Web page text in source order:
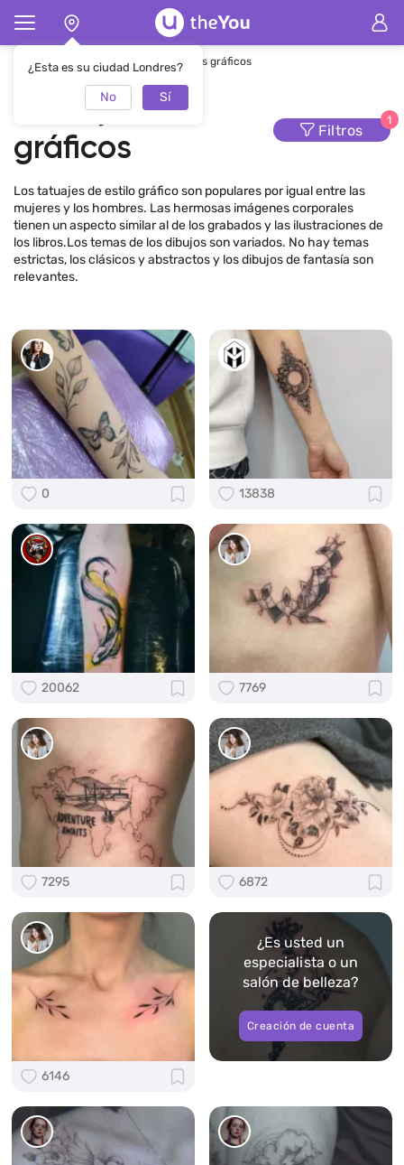
¿Esta es su ciudad Londres?
No Sí
Página de inicio Tatuaje Tatuajes gráficos
Tatuajes
gráficos
Filtros
1
Los tatuajes de estilo gráfico son populares por igual entre las
mujeres y los hombres. Las hermosas imágenes corporales
tienen un aspecto similar al de los grabados y las ilustraciones de
los libros.Los temas de los dibujos son variados. No hay temas
estrictas, los clásicos y abstractos y los dibujos de fantasía son
relevantes.
0 13838
20062 7769
7295 6872
6146
¿Es usted un
especialista o un
salón de belleza?
Creación de cuenta